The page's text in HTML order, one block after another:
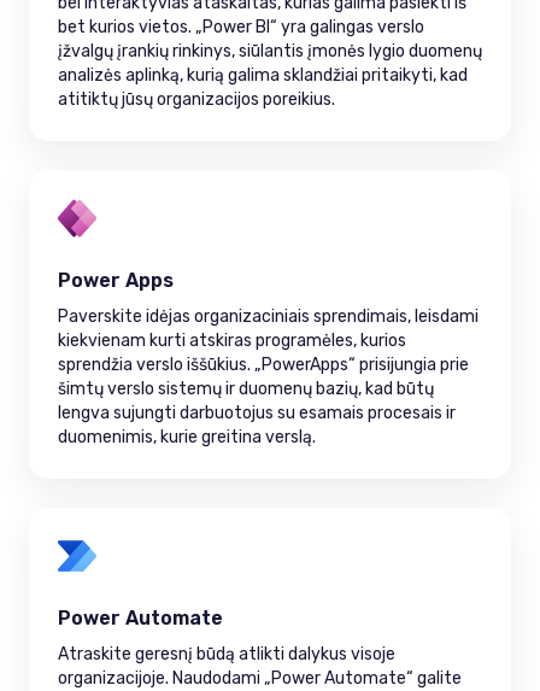
bet kurios vietos. „Power BI“ yra galingas verslo
įžvalgų įrankių rinkinys, siūlantis įmonės lygio duomenų
analizės aplinką, kurią galima sklandžiai pritaikyti, kad
atitiktų jūsų organizacijos poreikius.
Power Apps
Paverskite idėjas organizaciniais sprendimais, leisdami
kiekvienam kurti atskiras programėles, kurios
sprendžia verslo iššūkius. „PowerApps“ prisijungia prie
šimtų verslo sistemų ir duomenų bazių, kad būtų
lengva sujungti darbuotojus su esamais procesais ir
duomenimis, kurie greitina verslą.
Power Automate
Atraskite geresnį būdą atlikti dalykus visoje
organizacijoje. Naudodami „Power Automate“ galite